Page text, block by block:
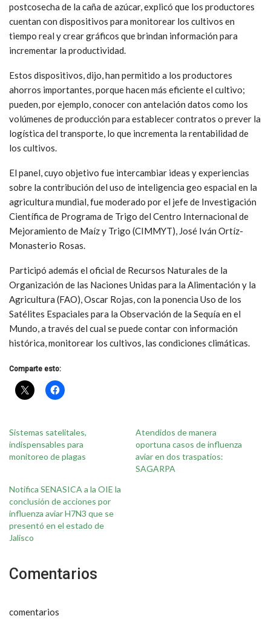
postcosecha de la caña de azúcar, explicó que los productores
cuentan con dispositivos para monitorear los cultivos en
tiempo real y crear gráficos que brindan información para
incrementar la productividad.
Estos dispositivos, dijo, han permitido a los productores
ahorros importantes, porque hacen más eficiente el cultivo;
pueden, por ejemplo, conocer con antelación datos como los
volúmenes de producción para establecer contratos o prever la
logística del transporte, lo que incrementa la rentabilidad de
los cultivos.
El panel, cuyo objetivo fue intercambiar ideas y experiencias
sobre la contribución del uso de inteligencia geo espacial en la
agricultura mundial, fue moderado por el jefe de Investigación
Científica de Programa de Trigo del Centro Internacional de
Mejoramiento de Maíz y Trigo (CIMMYT), José Iván Ortíz-
Monasterio Rosas.
Participó además el oficial de Recursos Naturales de la
Organización de las Naciones Unidas para la Alimentación y la
Agricultura (FAO), Oscar Rojas, con la ponencia Uso de los
Satélites Espaciales para la Observación de la Sequía en el
Mundo, a través del cual se puede contar con información
histórica, monitorear los cultivos, las condiciones climáticas.
Comparte esto:
Sistemas satelitales,
indispensables para
monitoreo de plagas
Atendidos de manera
oportuna casos de influenza
aviar en dos traspatios:
SAGARPA
Notifica SENASICA a la OIE la
conclusión de acciones por
influenza aviar H7N3 que se
presentó en el estado de
Jalisco
Comentarios
comentarios